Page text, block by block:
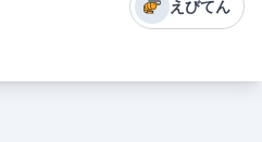
えびてん